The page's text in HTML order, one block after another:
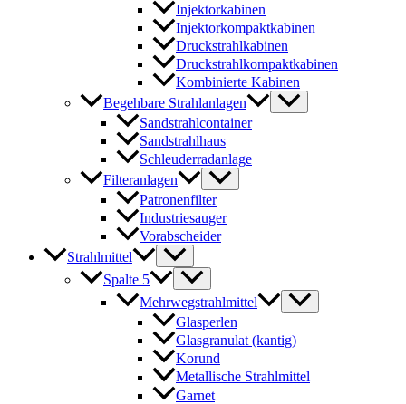
Injektorkabinen
Injektorkompaktkabinen
Druckstrahlkabinen
Druckstrahlkompaktkabinen
Kombinierte Kabinen
Begehbare Strahlanlagen
Sandstrahlcontainer
Sandstrahlhaus
Schleuderradanlage
Filteranlagen
Patronenfilter
Industriesauger
Vorabscheider
Strahlmittel
Spalte 5
Mehrwegstrahlmittel
Glasperlen
Glasgranulat (kantig)
Korund
Metallische Strahlmittel
Garnet